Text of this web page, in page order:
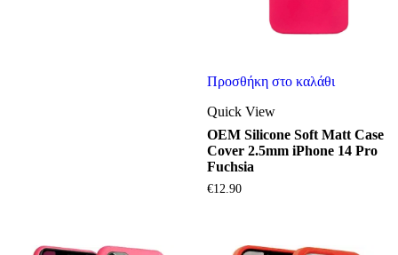
Προσθήκη στο καλάθι
Quick View
OEM Silicone Soft Matt Case
Cover 2.5mm iPhone 14 Pro
Fuchsia
€12.90